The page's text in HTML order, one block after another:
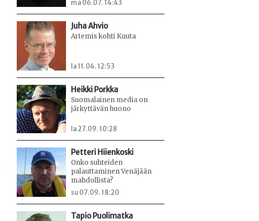
ma 06.07. 14:43
Juha Ahvio
Artemis kohti Kuuta
la 11.04. 12:53
Heikki Porkka
Suomalainen media on
järkyttävän huono
la 27.09. 10:28
Petteri Hiienkoski
Onko suhteiden
palauttaminen Venäjään
mahdollista?
su 07.09. 18:20
Tapio Puolimatka